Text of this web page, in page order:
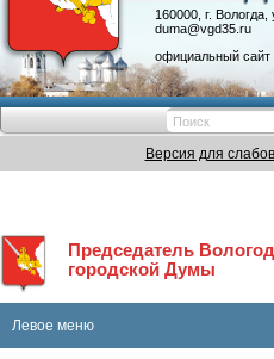
160000, г.
duma@vgd35.ru
официальный сайт
Депутатские
Версия для
Председатель
городской Думы
Левое меню